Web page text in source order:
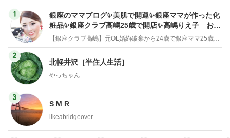
1
銀座のママブログ✨美肌で開運✨銀座ママが作った化
粧品✨銀座クラブ高嶋25歳で開店✨高嶋りえ子 お着
物でエルメス バーキン コーデ
【銀座クラブ高嶋】元OL婚約破棄から24歳で銀座ママ25歳でオーナーママ銀座 美肌で開運♡パワースポット巡り高嶋りえ子ブログ
2
北軽井沢［半住人生活］
やっちゃん
3
S M R
likeabridgeover